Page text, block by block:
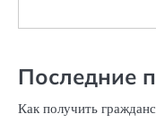
Последние
Как получить